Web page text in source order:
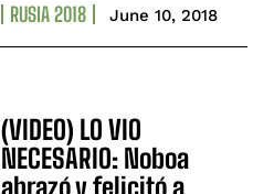
RUSIA 2018 June 10, 2018
(VIDEO) LO VIO
NECESARIO: Noboa
abrazó y felicitó a